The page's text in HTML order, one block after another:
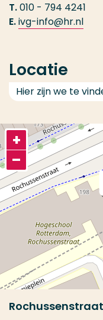
T.010 - 794 4241
E.ivg-info@hr.nl
Locatie
Hier zijn we te
+
–
Rochussenstraat